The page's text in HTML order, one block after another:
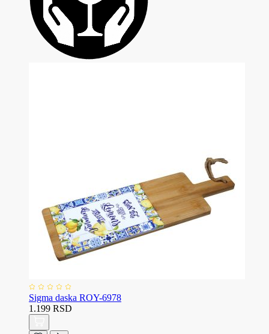
Sigma daska ROY-6978
1.199 RSD